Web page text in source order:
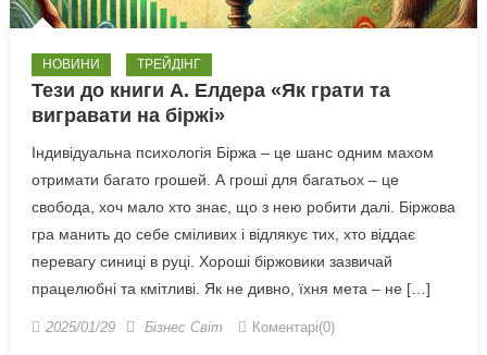
НОВИНИ ТРЕЙДІНГ
Тези до книги А. Елдера «Як грати та
вигравати на біржі»
Індивідуальна психологія Біржа – це шанс одним махом
отримати багато грошей. А гроші для багатьох – це
свобода, хоч мало хто знає, що з нею робити далі. Біржова
гра манить до себе сміливих і відлякує тих, хто віддає
перевагу синиці в руці. Хороші біржовики зазвичай
працелюбні та кмітливі. Як не дивно, їхня мета – не […]
2025/01/29 Бізнес Світ Коментарі(0)